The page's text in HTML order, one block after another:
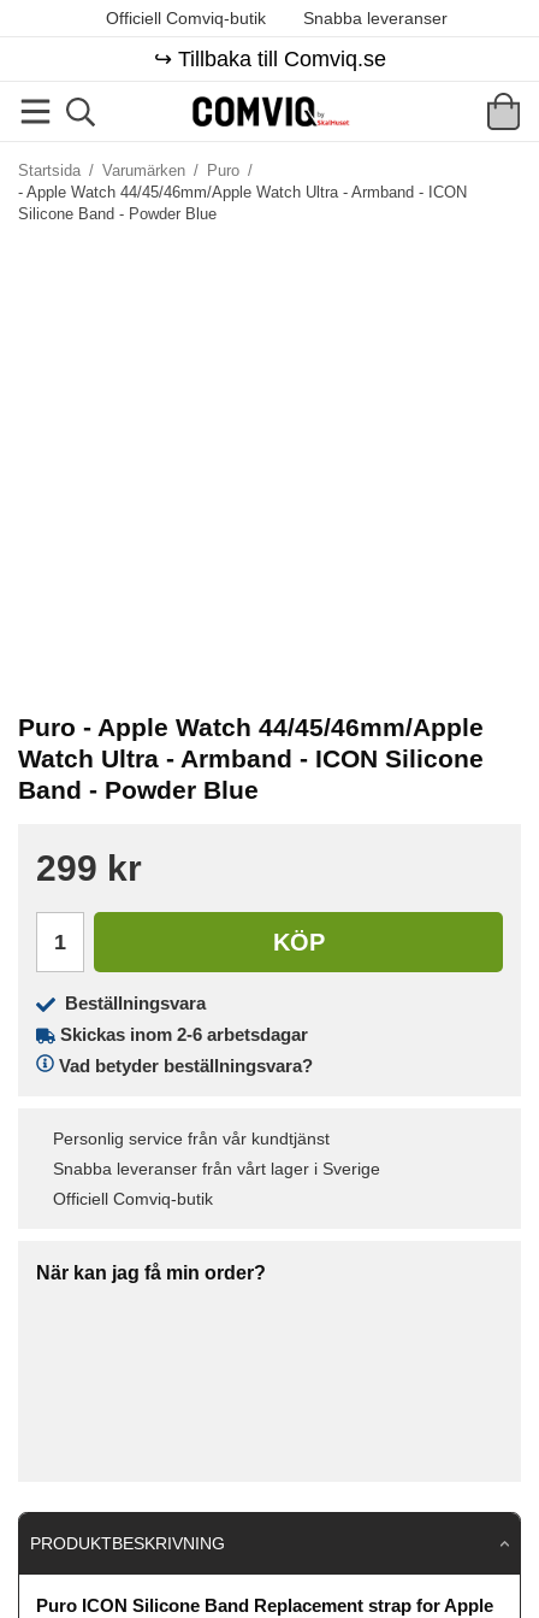
Officiell Comviq-butik Snabba leveranser
↪️ Tillbaka till Comviq.se
Startsida / Varumärken / Puro /
- Apple Watch 44/45/46mm/Apple Watch Ultra - Armband - ICON
Silicone Band - Powder Blue
Puro - Apple Watch 44/45/46mm/Apple
Watch Ultra - Armband - ICON Silicone
Band - Powder Blue
299 kr
KÖP
Beställningsvara
Skickas inom 2-6 arbetsdagar
Vad betyder beställningsvara?
Personlig service från vår kundtjänst
Snabba leveranser från vårt lager i Sverige
Officiell Comviq-butik
När kan jag få min order?
PRODUKTBESKRIVNING
Puro ICON Silicone Band Replacement strap for Apple